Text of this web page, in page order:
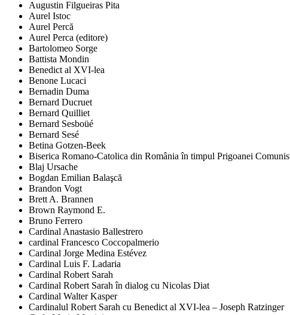
Augustin Filgueiras Pita
Aurel Istoc
Aurel Percă
Aurel Perca (editore)
Bartolomeo Sorge
Battista Mondin
Benedict al XVI-lea
Benone Lucaci
Bernadin Duma
Bernard Ducruet
Bernard Quilliet
Bernard Sesboüé
Bernard Sesé
Betina Gotzen-Beek
Biserica Romano-Catolica din România în timpul Prigoanei
Blaj Ursache
Bogdan Emilian Balaşcă
Brandon Vogt
Brett A. Brannen
Brown Raymond E.
Bruno Ferrero
Cardinal Anastasio Ballestrero
cardinal Francesco Coccopalmerio
Cardinal Jorge Medina Estévez
Cardinal Luis F. Ladaria
Cardinal Robert Sarah
Cardinal Robert Sarah în dialog cu Nicolas Diat
Cardinal Walter Kasper
Cardinalul Robert Sarah cu Benedict al XVI-lea – Joseph Ratzinger